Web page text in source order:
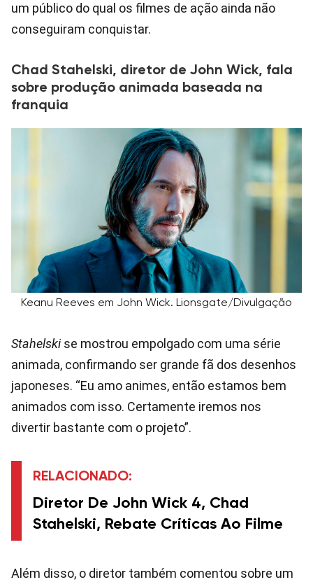
um público do qual os filmes de ação ainda não
conseguiram conquistar.
Chad Stahelski, diretor de John Wick, fala
sobre produção animada baseada na
franquia
Keanu Reeves em John Wick. Lionsgate/Divulgação
Stahelskise mostrou empolgado com uma série
animada, confirmando ser grande fã dos desenhos
japoneses. “Eu amo animes, então estamos bem
animados com isso. Certamente iremos nos
divertir bastante com o projeto”.
RELACIONADO:
Diretor De John Wick 4, Chad
Stahelski, Rebate Críticas Ao Filme
Além disso, o diretor também comentou sobre um